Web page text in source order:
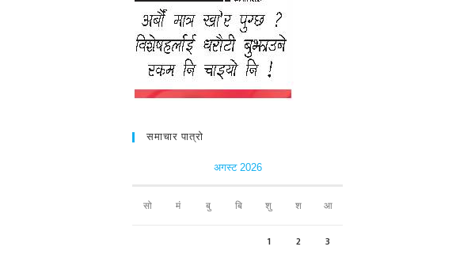
समाचार पात्रो
अगस्ट 2026
सो मं बु बि शु श आ
1 2
3